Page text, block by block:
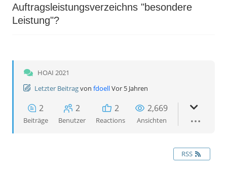
Auftragsleistungsverzeichns "besondere
Leistung"?
HOAI 2021
Letzter Beitragvon fdoellVor 5 Jahren
2
Beiträge
2
Benutzer
2
Reactions
2,669
Ansichten
RSS